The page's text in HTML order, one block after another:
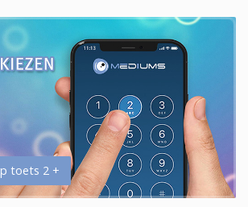
toets 2 +